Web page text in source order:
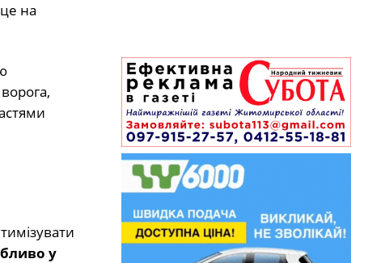
на
у